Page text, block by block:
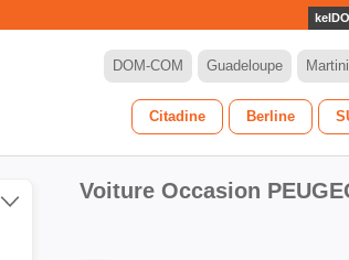
DOM-COM Guadeloupe
Citadine Berline
Voiture Occasion